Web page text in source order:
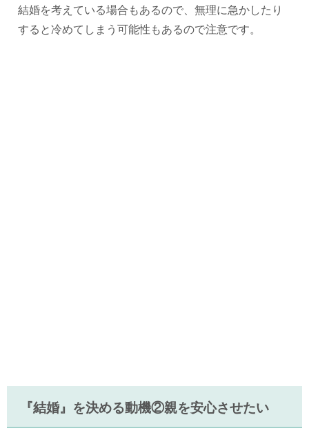
結婚を考えている場合もあるので、無理に急かしたり
すると冷めてしまう可能性もあるので注意です。
『結婚』を決める動機②親を安心させたい